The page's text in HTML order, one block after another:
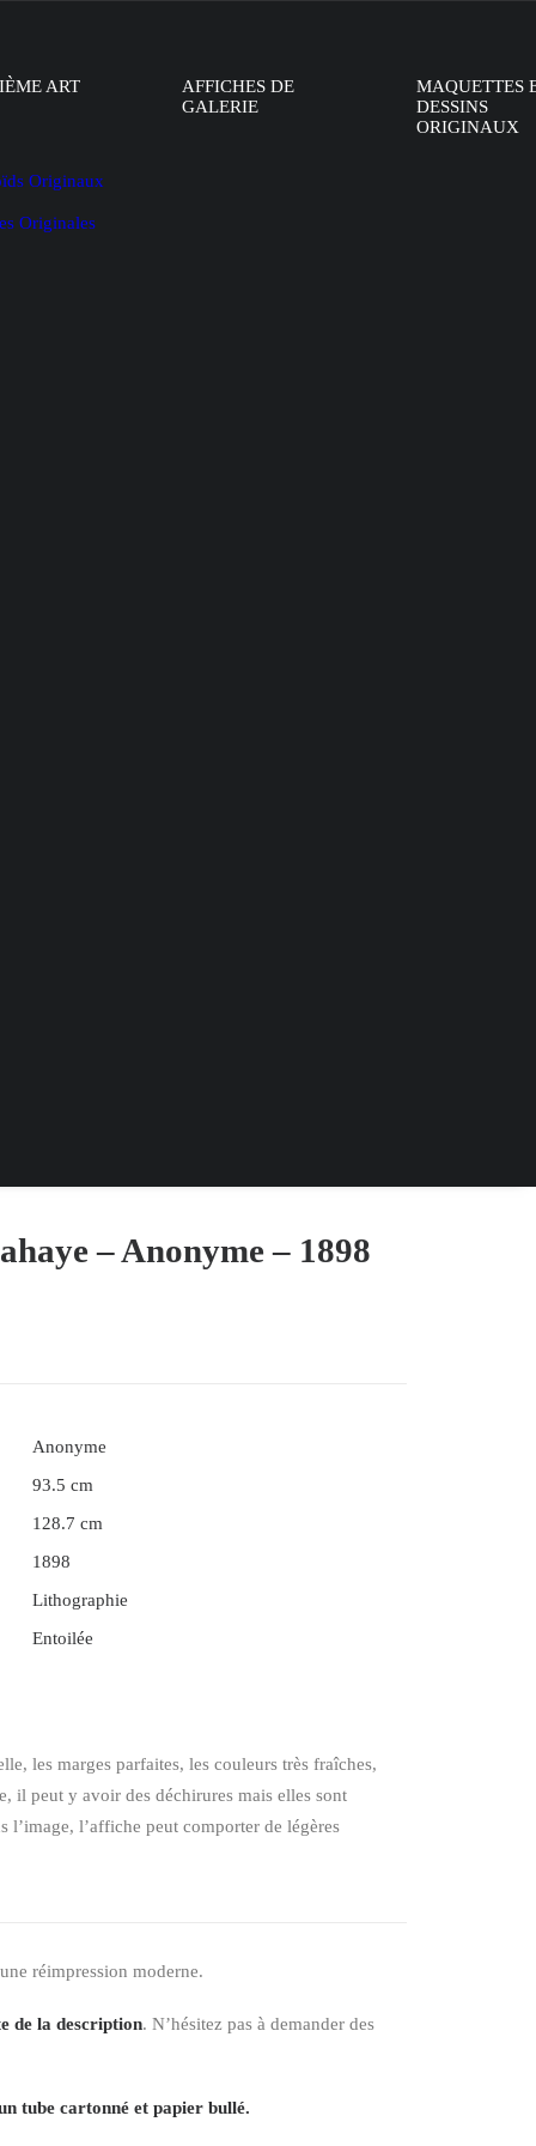
ART
Originaux
Originales
AFFICHES DE
GALERIE
MAQUETTES
DESSINS
ORIGINAUX
– Anonyme – 1898
Anonyme
93.5 cm
128.7 cm
1898
Lithographie
Entoilée
les marges parfaites, les couleurs très fraîches,
il peut y avoir des déchirures mais elles sont
l’image, l’affiche peut comporter de légères
réimpression moderne.
de la description. N’hésitez pas à demander des
tube cartonné et papier bullé.